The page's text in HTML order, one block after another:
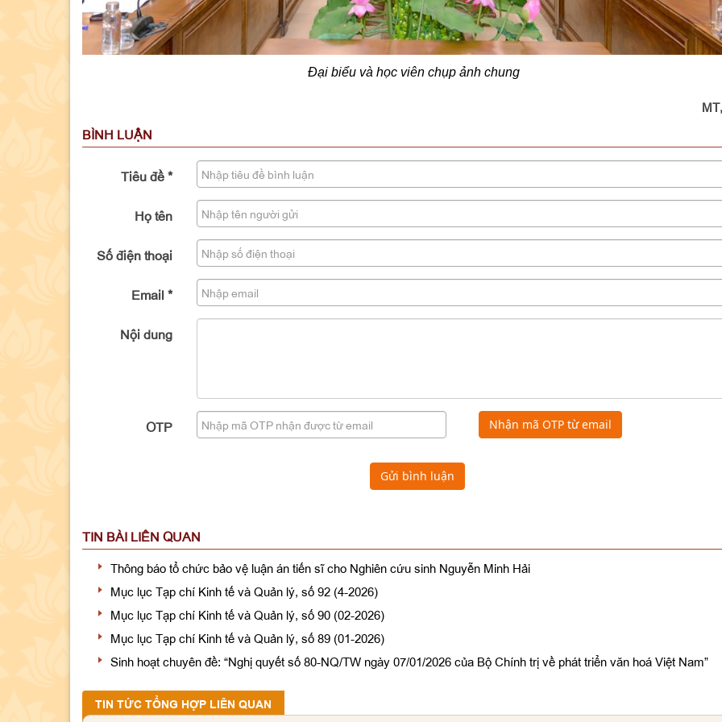
Đại biểu và học viên chụp ảnh chung
BÌNH LUẬN
Tiêu đề*
Họ tên
Số điện thoại
Email *
Nội dung
OTP Nhận mã OTP từ email
Gửi bình luận
TIN BÀI LIÊN QUAN
Thông báo tổ chức bảo vệ luận án tiến sĩ cho Nghiên cứu sinh Nguyễn Minh Hải
Mục lục Tạp chí Kinh tế và Quản lý, số 92 (4-2026)
Mục lục Tạp chí Kinh tế và Quản lý, số 90 (02-2026)
Mục lục Tạp chí Kinh tế và Quản lý, số 89 (01-2026)
Sinh hoạt chuyên đề: “Nghị quyết số 80-NQ/TW ngày 07/01/2026 của Bộ Chính trị về phát triển văn hoá Việt Nam”
TIN TỨC TỔNG HỢP LIÊN QUAN